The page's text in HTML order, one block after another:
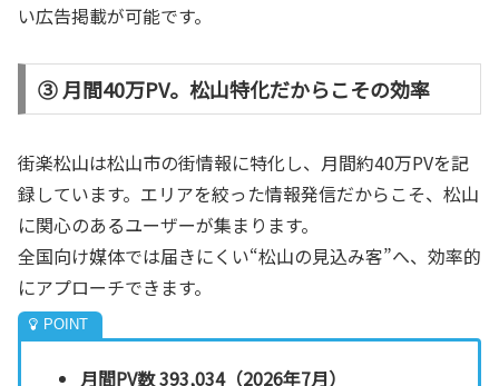
い広告掲載が可能です。
③ 月間40万PV。松山特化だからこその効率
街楽松山は松山市の街情報に特化し、月間約40万PVを記
録しています。エリアを絞った情報発信だからこそ、松山
に関心のあるユーザーが集まります。
全国向け媒体では届きにくい“松山の見込み客”へ、効率的
にアプローチできます。
月間PV数 393,034（2026年7月）